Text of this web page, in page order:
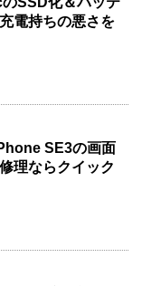
電持ちの悪さを
SE3の画面
理ならクイック